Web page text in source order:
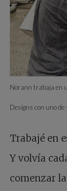
Norann trabaja en
Designs con uno de
Trabajé en
Y volvía
comenzar